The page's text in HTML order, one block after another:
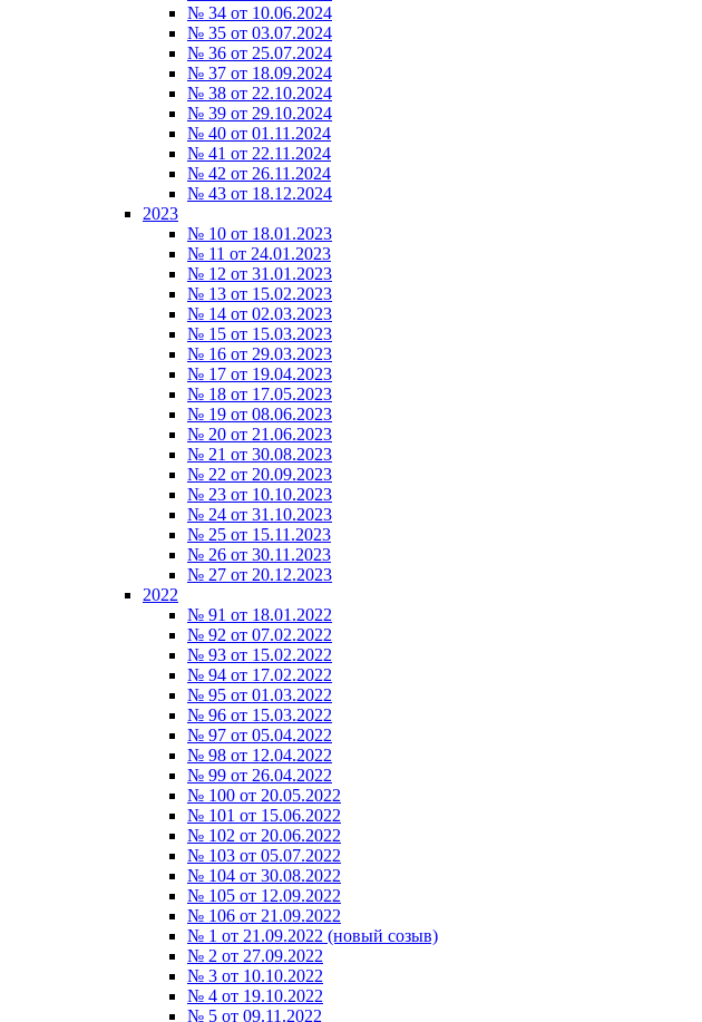
№ 34 от 10.06.2024
№ 35 от 03.07.2024
№ 36 от 25.07.2024
№ 37 от 18.09.2024
№ 38 от 22.10.2024
№ 39 от 29.10.2024
№ 40 от 01.11.2024
№ 41 от 22.11.2024
№ 42 от 26.11.2024
№ 43 от 18.12.2024
2023
№ 10 от 18.01.2023
№ 11 от 24.01.2023
№ 12 от 31.01.2023
№ 13 от 15.02.2023
№ 14 от 02.03.2023
№ 15 от 15.03.2023
№ 16 от 29.03.2023
№ 17 от 19.04.2023
№ 18 от 17.05.2023
№ 19 от 08.06.2023
№ 20 от 21.06.2023
№ 21 от 30.08.2023
№ 22 от 20.09.2023
№ 23 от 10.10.2023
№ 24 от 31.10.2023
№ 25 от 15.11.2023
№ 26 от 30.11.2023
№ 27 от 20.12.2023
2022
№ 91 от 18.01.2022
№ 92 от 07.02.2022
№ 93 от 15.02.2022
№ 94 от 17.02.2022
№ 95 от 01.03.2022
№ 96 от 15.03.2022
№ 97 от 05.04.2022
№ 98 от 12.04.2022
№ 99 от 26.04.2022
№ 100 от 20.05.2022
№ 101 от 15.06.2022
№ 102 от 20.06.2022
№ 103 от 05.07.2022
№ 104 от 30.08.2022
№ 105 от 12.09.2022
№ 106 от 21.09.2022
№ 1 от 21.09.2022 (новый созыв)
№ 2 от 27.09.2022
№ 3 от 10.10.2022
№ 4 от 19.10.2022
№ 5 от 09.11.2022